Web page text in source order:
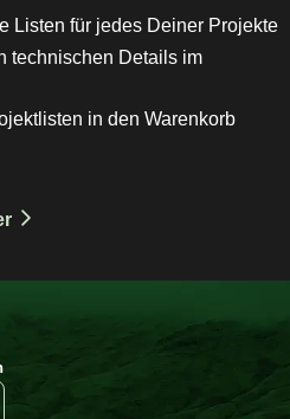
Listen für jedes Deiner Projekte
technischen Details im
in den Warenkorb